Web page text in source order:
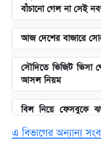
বাঁচানো গেল না সেই
আজ দেশের বাজারে
সৌদিতে ভিজিট ভিসা
আসল নিয়ম
বিল নিয়ে ফেসবুকে
এ বিভাগের অন্যান্য